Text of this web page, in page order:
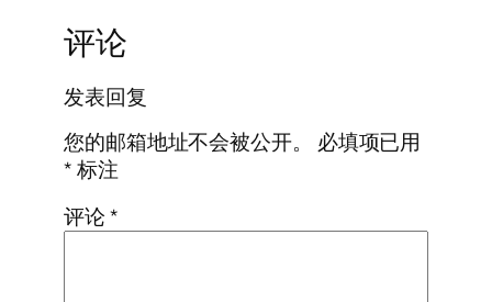
评论
发表回复
您的邮箱地址不会被公开。
必填项已用
*标注
评论*